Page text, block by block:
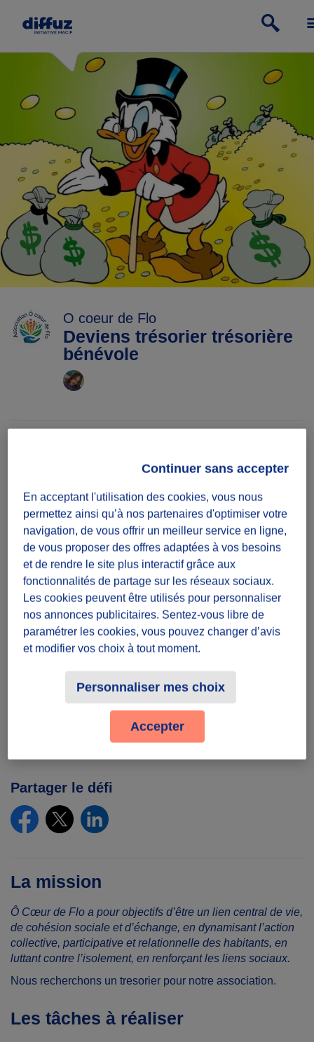
O coeur de Flo
Deviens trésorier trésorière
bénévole
défi projet
Mission à réaliser sur une période
Date
Du 17/02/26
Présence
A définir avec les participants
Toute la semaine (hors week-end)
Partager le défi
La mission
Ô Cœur de Flo a pour objectifs d’être un lien central de vie,
de cohésion sociale et d’échange, en dynamisant l’action
collective, participative et relationnelle des habitants, en
luttant contre l’isolement, en renforçant les liens sociaux.
Nous recherchons un tresorier pour notre association.
Les tâches à réaliser
En acceptant l'utilisation des cookies, vous nous
permettez ainsi qu’à nos partenaires d'optimiser votre
navigation, de vous offrir un meilleur service en ligne,
de vous proposer des offres adaptées à vos besoins
et de rendre le site plus interactif grâce aux
fonctionnalités de partage sur les réseaux sociaux.
Les cookies peuvent être utilisés pour personnaliser
nos annonces publicitaires. Sentez-vous libre de
paramétrer les cookies, vous pouvez changer d’avis
et modifier vos choix à tout moment.
Personnaliser mes choix
Continuer sans accepter
Accepter